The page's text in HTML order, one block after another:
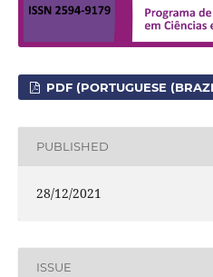
PDF (PORTUGUESE
PUBLISHED
28/12/2021
ISSUE